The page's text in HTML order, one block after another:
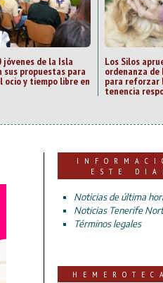
jóvenes de la Isla
sus propuestas para
ocio y tiempo libre en
Los Silos
ordenanza de
para reforzar
tenencia
ESTE
Noticias de última
Noticias Tenerife
Términos legales